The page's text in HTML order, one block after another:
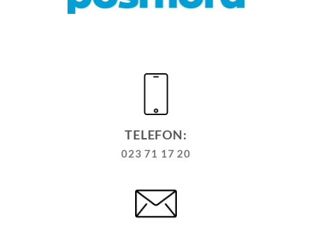
TELEFON:
023 71 17 20